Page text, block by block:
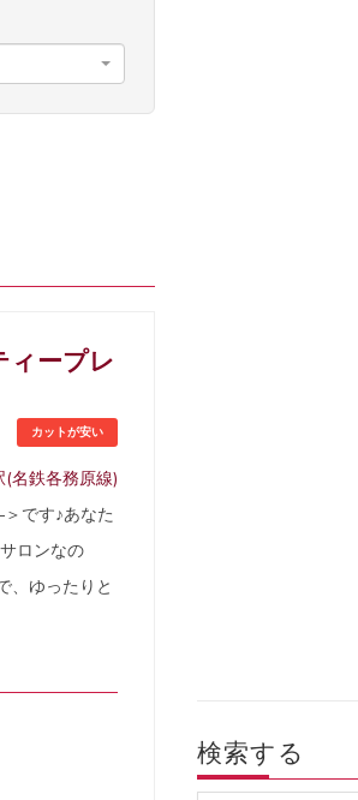
ープレ
カットが安い
(名鉄各務原線)
です♪あなた
ロンなの
、ゆったりと
検索する